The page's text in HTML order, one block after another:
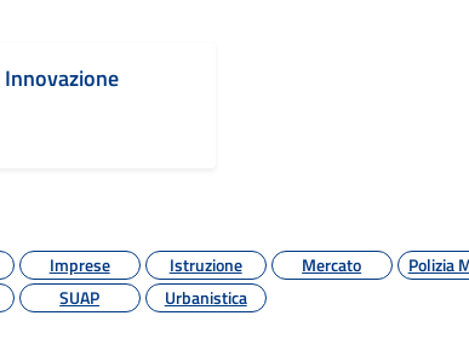
Imprese Istruzione Mercato Polizia
SUAP Urbanistica